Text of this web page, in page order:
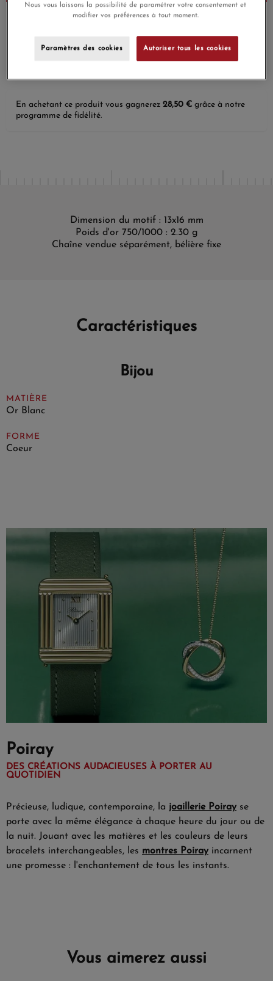
En achetant ce produit vous gagnerez 28,50 € grâce à notre
programme de fidélité.
Dimension du motif : 13x16 mm
Poids d'or 750/1000 : 2.30 g
Chaîne vendue séparément, bélière fixe
Caractéristiques
Bijou
MATIÈRE
Or Blanc
FORME
Coeur
Poiray
DES CRÉATIONS AUDACIEUSES À PORTER AU
QUOTIDIEN
Précieuse, ludique, contemporaine, la joaillerie Poiray se
porte avec la même élégance à chaque heure du jour ou de
la nuit. Jouant avec les matières et les couleurs de leurs
bracelets interchangeables, les montres Poiray incarnent
une promesse : l'enchantement de tous les instants.
Vous aimerez aussi
Nous vous laissons la possibilité de paramétrer votre consentement et
modifier vos préférences à tout moment.
Paramètres des cookies Autoriser tous les cookies